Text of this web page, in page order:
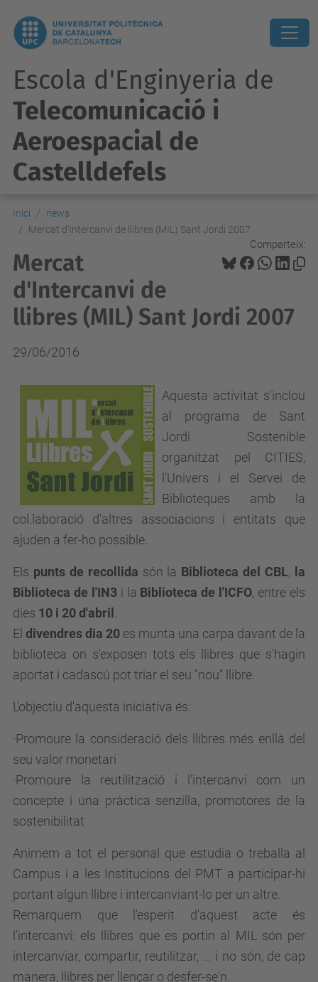
Escola d'Enginyeria de
Telecomunicació i
Aeroespacial de
Castelldefels
Inici
news
Mercat d'Intercanvi de llibres (MIL) Sant Jordi 2007
Comparteix:
Mercat
d'Intercanvi de
llibres (MIL) Sant Jordi 2007
29/06/2016
Aquesta activitat s'inclou
al programa de Sant
Jordi Sostenible
organitzat pel CITIES,
l'Univers i el Servei de
Biblioteques amb la
col.laboració d'altres associacions i entitats que
ajuden a fer-ho possible.
Els punts de recollida són la Biblioteca del CBL,
la
Biblioteca de l'IN3i la Biblioteca de l'ICFO, entre els
dies 10 i 20 d'abril
El divendres dia 20 es munta una carpa davant de la
biblioteca on s'exposen tots els llibres que s'hagin
aportat i cadascú pot triar el seu "nou" llibre.
L'objectiu d'aquesta iniciativa és:
·Promoure la consideració dels llibres més enllà del
seu valor monetari
·Promoure la reutilització i l'intercanvi com un
concepte i una pràctica senzilla, promotores de la
sostenibilitat
Animem a tot el personal que estudia o treballa al
Campus i a les Institucions del PMT a participar-hi
portant algun llibre i intercanviant-lo per un altre.
Remarquem que l'esperit d'aquest acte és
l'intercanvi: els llibres que es portin al MIL són per
intercanviar, compartir, reutilitzar, ... i no són, de cap
manera, llibres per llençar o desfer-se'n.